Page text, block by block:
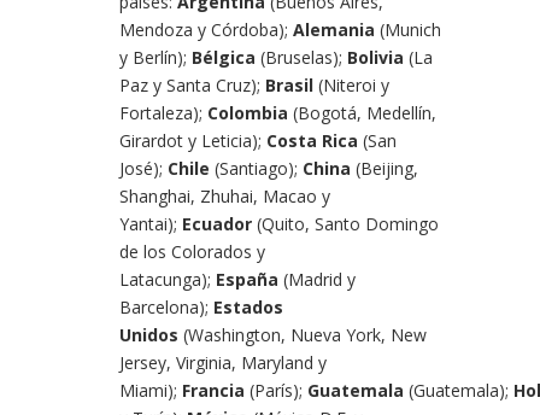
Mendoza y Córdoba); Alemania (Munich
y Berlín); Bélgica (Bruselas); Bolivia (La
Paz y Santa Cruz); Brasil (Niteroi y
Fortaleza); Colombia (Bogotá, Medellín,
Girardot y Leticia); Costa Rica (San
José); Chile (Santiago); China (Beijing,
Shanghai, Zhuhai, Macao y
Yantai); Ecuador (Quito, Santo Domingo
de los Colorados y
Latacunga); España (Madrid y
Barcelona); Estados
Unidos (Washington, Nueva York, New
Jersey, Virginia, Maryland y
Miami); Francia (París); Guatemala (Guatemala);